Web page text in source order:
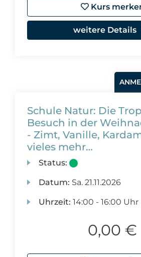
Kurs
weitere Details
Schule Natur: Die
Besuch in der
- Zimt, Vanille,
vieles mehr…
Status:
Datum: Sa. 21.11.2026
Uhrzeit: 14:00 - 16:00 Uhr
0,00 €